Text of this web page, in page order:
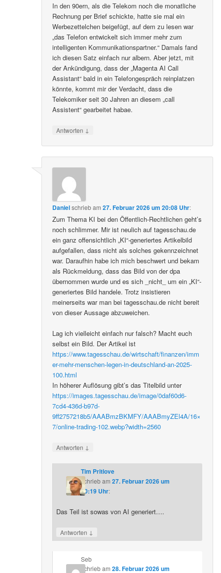
In den 90ern, als die Telekom noch die monatliche
Rechnung per Brief schickte, hatte sie mal ein
Werbezettelchen beigefügt, auf dem zu lesen war
„das Telefon entwickelt sich immer mehr zum
intelligenten Kommunikationspartner.“ Damals fand
ich diesen Satz einfach nur albern. Aber jetzt, mit
der Ankündigung, dass der „Magenta AI Call
Assistant“ bald in ein Telefongespräch reinplatzen
könnte, kommt mir der Verdacht, dass die
Telekomiker seit 30 Jahren an diesem „call
Assistent“ gearbeitet habae.
Antworten ↓
Danielschriebam27. Februar 2026 um 20:08 Uhr:
Zum Thema KI bei den Öffentlich-Rechtlichen geht’s
noch schlimmer. Mir ist neulich auf tagesschau.de
ein ganz offensichtlich „KI“-generiertes Artikelbild
aufgefallen, dass nicht als solches gekennzeichnet
war. Daraufhin habe ich mich beschwert und bekam
als Rückmeldung, dass das Bild von der dpa
übernommen wurde und es sich _nicht_ um ein „KI“-
generiertes Bild handele. Trotz insistieren
meinerseits war man bei tagesschau.de nicht bereit
von dieser Aussage abzuweichen.
Lag ich vielleicht einfach nur falsch? Macht euch
selbst ein Bild. Der Artikel ist
https://www.tagesschau.de/wirtschaft/finanzen/imm
er-mehr-menschen-legen-in-deutschland-an-2025-
100.html
In höherer Auflösung gibt’s das Titelbild unter
https://images.tagesschau.de/image/0daf60d6-
7cd4-436d-b97d-
9ff2757218b5/AAABmzBKMFY/AAABmyZEl4A/16×
7/online-trading-102.webp?width=2560
Antworten ↓
Tim Pritlove
schriebam 27. Februar 2026 um
20:19 Uhr:
Das Teil ist sowas von AI generiert….
Antworten ↓
Seb
schriebam 28. Februar 2026 um